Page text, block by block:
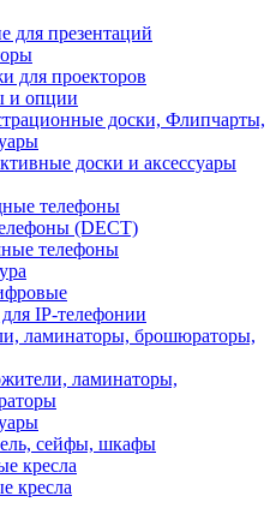
для презентаций
для проекторов
и опции
доски, Флипчарты,
доски и аксессуары
телефоны
(DECT)
телефоны
IP-телефонии
ламинаторы, брошюраторы,
ламинаторы,
сейфы, шкафы
кресла
кресла